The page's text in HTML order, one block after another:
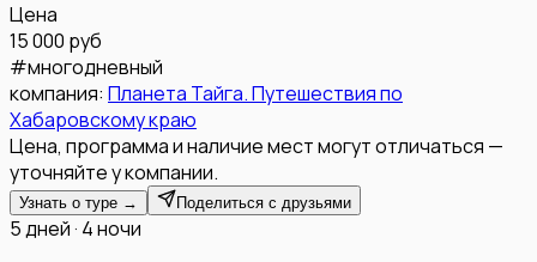
Цена
15 000 руб
#многодневный
компания: Планета Тайга. Путешествия по
Хабаровскому краю
Цена, программа и наличие мест могут отличаться —
уточняйте у компании.
Узнать о туре → Поделиться с друзьями
5 дней · 4 ночи